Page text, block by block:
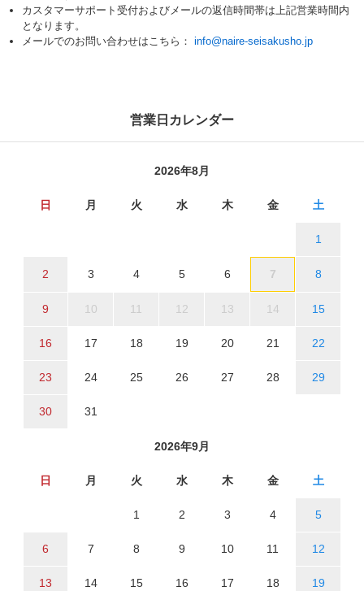
カスタマーサポート受付およびメールの返信時間帯は上記営業時間内
となります。
メールでのお問い合わせはこちら： info@naire-seisakusho.jp
営業日カレンダー
2026年8月
日 月 火 水 木 金 土
1
2 3 4 5 6 7 8
9 10 11 12 13 14 15
16 17 18 19 20 21 22
23 24 25 26 27 28 29
30 31
2026年9月
日 月 火 水 木 金 土
1 2 3 4 5
6 7 8 9 10 11 12
13 14 15 16 17 18 19